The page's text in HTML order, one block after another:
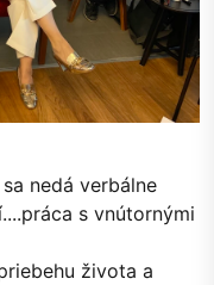
nedá verbálne
s vnútornými
života a